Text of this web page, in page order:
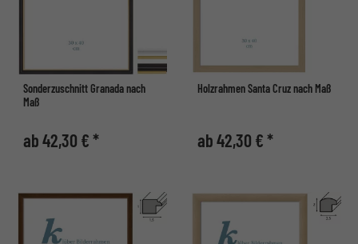
Sonderzuschnitt Granada nach
Maß
ab 42,30 € *
Holzrahmen Santa Cruz nach Maß
ab 42,30 € *